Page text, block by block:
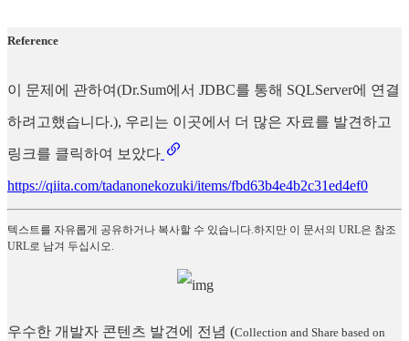
Reference
이 문제에 관하여(Dr.Sum에서 JDBC를 통해 SQLServer에 연결
하려고했습니다.), 우리는 이곳에서 더 많은 자료를 발견하고
링크를 클릭하여 보았다
https://qiita.com/tadanonekozuki/items/fbd63b4e4b2c31ed4ef0
텍스트를 자유롭게 공유하거나 복사할 수 있습니다.하지만 이 문서의 URL은 참조
URL로 남겨 두십시오.
우수한 개발자 콘텐츠 발견에 전념 (Collection and Share based on